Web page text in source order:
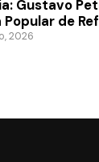
Gustavo
Popular de
2026